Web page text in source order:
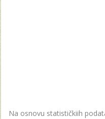
Na osnovu statističkiih